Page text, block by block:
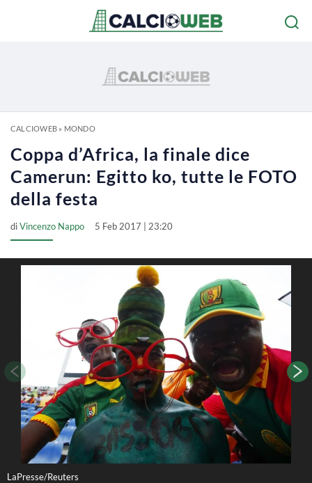
CALCIOWEB» MONDO
Coppa d’Africa, la finale dice
Camerun: Egitto ko, tutte le FOTO
della festa
diVincenzo Nappo 5 Feb 2017 | 23:20
LaPresse/Reuters